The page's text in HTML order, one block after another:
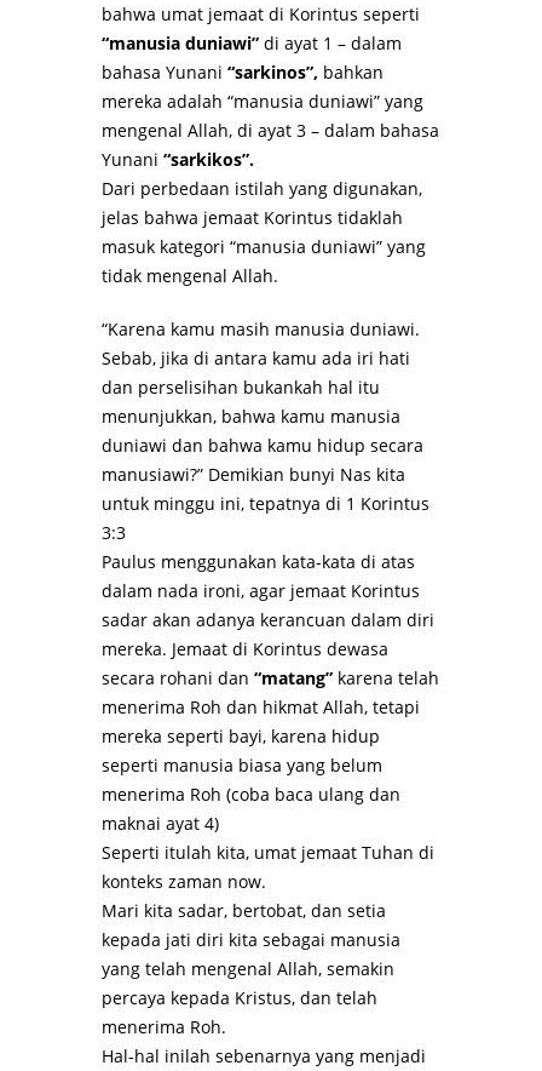
bahwa umat jemaat di Korintus seperti
“manusia duniawi” di ayat 1 – dalam
bahasa Yunani “sarkinos”, bahkan
mereka adalah “manusia duniawi” yang
mengenal Allah, di ayat 3 – dalam bahasa
Yunani “sarkikos”.
Dari perbedaan istilah yang digunakan,
jelas bahwa jemaat Korintus tidaklah
masuk kategori “manusia duniawi” yang
tidak mengenal Allah.
“Karena kamu masih manusia duniawi.
Sebab, jika di antara kamu ada iri hati
dan perselisihan bukankah hal itu
menunjukkan, bahwa kamu manusia
duniawi dan bahwa kamu hidup secara
manusiawi?” Demikian bunyi Nas kita
untuk minggu ini, tepatnya di 1 Korintus
3:3
Paulus menggunakan kata-kata di atas
dalam nada ironi, agar jemaat Korintus
sadar akan adanya kerancuan dalam diri
mereka. Jemaat di Korintus dewasa
secara rohani dan “matang” karena telah
menerima Roh dan hikmat Allah, tetapi
mereka seperti bayi, karena hidup
seperti manusia biasa yang belum
menerima Roh (coba baca ulang dan
maknai ayat 4)
Seperti itulah kita, umat jemaat Tuhan di
konteks zaman now.
Mari kita sadar, bertobat, dan setia
kepada jati diri kita sebagai manusia
yang telah mengenal Allah, semakin
percaya kepada Kristus, dan telah
menerima Roh.
Hal-hal inilah sebenarnya yang menjadi